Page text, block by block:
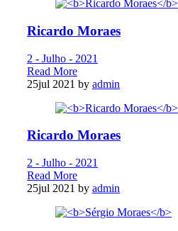
Ricardo Moraes
2 - Julho - 2021
Read More
25jul 2021 by admin
Ricardo Moraes
2 - Julho - 2021
Read More
25jul 2021 by admin